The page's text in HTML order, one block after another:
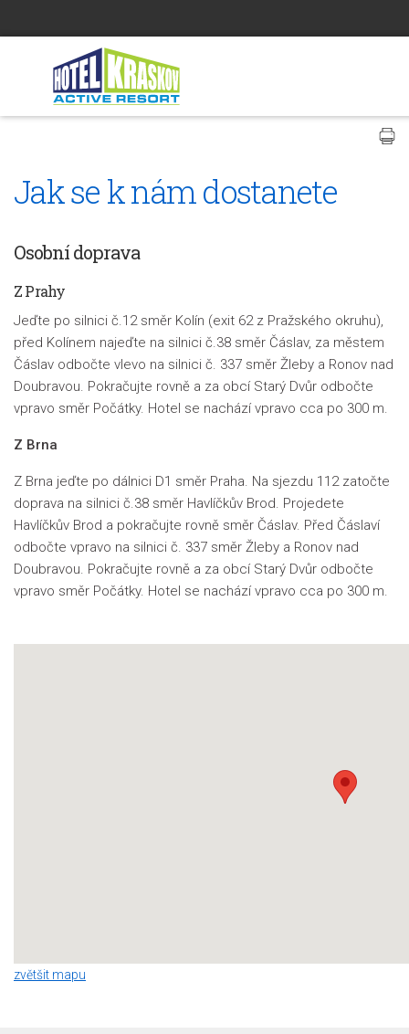
Jak se k nám dostanete
Osobní doprava
Z Prahy
Jeďte po silnici č.12 směr Kolín (exit 62 z Pražského okruhu),
před Kolínem najeďte na silnici č.38 směr Čáslav, za městem
Čáslav odbočte vlevo na silnici č. 337 směr Žleby a Ronov nad
Doubravou. Pokračujte rovně a za obcí Starý Dvůr odbočte
vpravo směr Počátky. Hotel se nachází vpravo cca po 300 m.
Z Brna
Z Brna jeďte po dálnici D1 směr Praha. Na sjezdu 112 zatočte
doprava na silnici č.38 směr Havlíčkův Brod. Projedete
Havlíčkův Brod a pokračujte rovně směr Čáslav. Před Čáslaví
odbočte vpravo na silnici č. 337 směr Žleby a Ronov nad
Doubravou. Pokračujte rovně a za obcí Starý Dvůr odbočte
vpravo směr Počátky. Hotel se nachází vpravo cca po 300 m.
zvětšit mapu